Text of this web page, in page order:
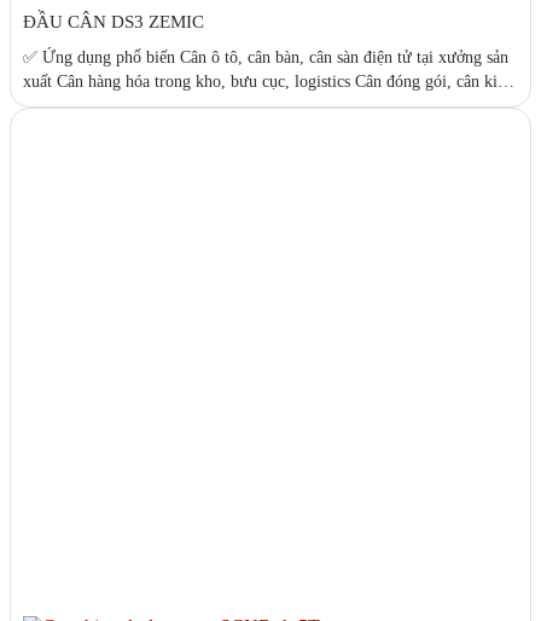
ĐẦU CÂN DS3 ZEMIC
✅ Ứng dụng phổ biến Cân ô tô, cân bàn, cân sàn điện tử tại xưởng sản
xuất Cân hàng hóa trong kho, bưu cục, logistics Cân đóng gói, cân kiểm
tra trọng lượng đơn giản ✅ Ưu điểm nổi bật Màn hình LED 6 số hiển